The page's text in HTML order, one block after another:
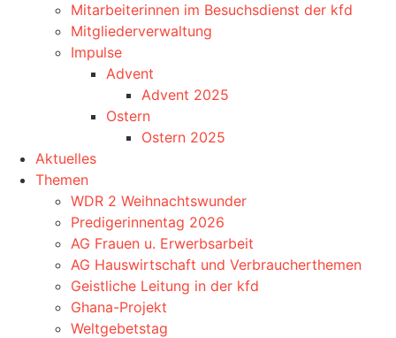
Mitarbeiterinnen im Besuchsdienst der kfd
Mitgliederverwaltung
Impulse
Advent
Advent 2025
Ostern
Ostern 2025
Aktuelles
Themen
WDR 2 Weihnachtswunder
Predigerinnentag 2026
AG Frauen u. Erwerbsarbeit
AG Hauswirtschaft und Verbraucherthemen
Geistliche Leitung in der kfd
Ghana-Projekt
Weltgebetstag